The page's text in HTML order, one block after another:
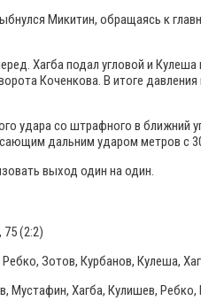
Микитин, обращаясь к
Хагба подал угловой и
Коченкова. В итоге
удара со штрафного в ближний
дальним ударом метров с
выход один на один.
75 (2:2)
Зотов, Курбанов, Кулеша,
Хагба, Кулишев, Ребко,